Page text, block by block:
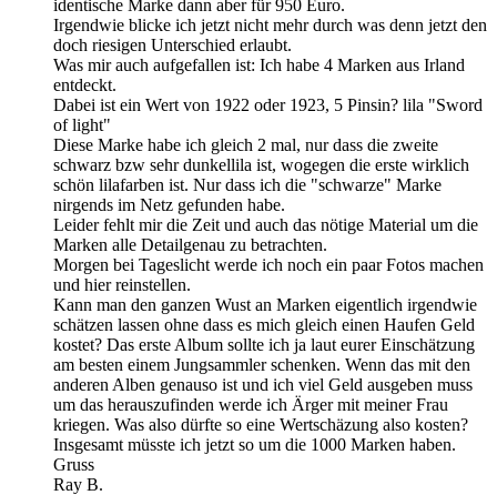
identische Marke dann aber für 950 Euro.
Irgendwie blicke ich jetzt nicht mehr durch was denn jetzt den
doch riesigen Unterschied erlaubt.
Was mir auch aufgefallen ist: Ich habe 4 Marken aus Irland
entdeckt.
Dabei ist ein Wert von 1922 oder 1923, 5 Pinsin? lila "Sword
of light"
Diese Marke habe ich gleich 2 mal, nur dass die zweite
schwarz bzw sehr dunkellila ist, wogegen die erste wirklich
schön lilafarben ist. Nur dass ich die "schwarze" Marke
nirgends im Netz gefunden habe.
Leider fehlt mir die Zeit und auch das nötige Material um die
Marken alle Detailgenau zu betrachten.
Morgen bei Tageslicht werde ich noch ein paar Fotos machen
und hier reinstellen.
Kann man den ganzen Wust an Marken eigentlich irgendwie
schätzen lassen ohne dass es mich gleich einen Haufen Geld
kostet? Das erste Album sollte ich ja laut eurer Einschätzung
am besten einem Jungsammler schenken. Wenn das mit den
anderen Alben genauso ist und ich viel Geld ausgeben muss
um das herauszufinden werde ich Ärger mit meiner Frau
kriegen. Was also dürfte so eine Wertschäzung also kosten?
Insgesamt müsste ich jetzt so um die 1000 Marken haben.
Gruss
Ray B.